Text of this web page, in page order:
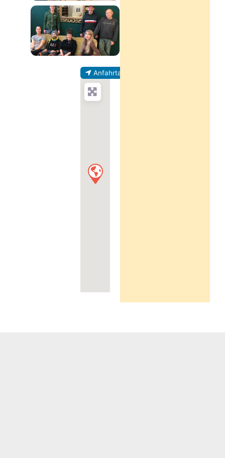
Anfahrtanweisung